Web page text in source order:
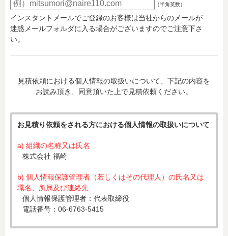
（半角英数）
インスタントメールでご登録のお客様は当社からのメールが
迷惑メールフォルダに入る場合がございますのでご注意下さ
い。
見積依頼における個人情報の取扱いについて、下記の内容を
お読み頂き、同意頂いた上で見積依頼ください。
お見積り依頼をされる方における個人情報の取扱いについて
a) 組織の名称又は氏名
株式会社 福崎
b) 個人情報保護管理者（若しくはその代理人）の氏名又は
職名、所属及び連絡先
個人情報保護管理者：代表取締役
電話番号：06-6763-5415
c) 個人情報の利用目的